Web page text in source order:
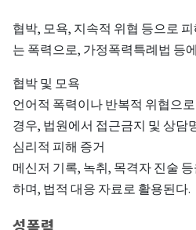
협박, 모욕, 지속적 위협 등으로
는 폭력으로, 가정폭력특례법 등
협박 및 모욕
언어적 폭력이나 반복적 위협으
경우, 법원에서 접근금지 및 상담
심리적 피해 증거
메신저 기록, 녹취, 목격자 진술
하며, 법적 대응 자료로 활용된다.